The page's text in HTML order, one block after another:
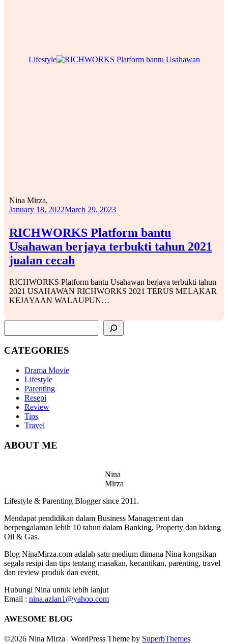
Lifestyle
RICHWORKS Platform bantu
Usahawan berjaya terbukti tahun 2021
jualan cecah
Nina Mirza,
January 18, 2022March 29, 2023
RICHWORKS Platform bantu Usahawan berjaya terbukti tahun
2021 USAHAWAN RICHWORKS 2021 TERUS MELAKAR
KEJAYAAN WALAUPUN…
CATEGORIES
Drama Movie
Lifestyle
Parenting
Resepi
Review
Tips
Travel
ABOUT ME
Nina
Mirza
Lifestyle & Parenting Blogger since 2011.
Mendapat pendidikan dalam Business Management dan
berpengalaman lebih 10 tahun dalam Banking, Property dan bidang
Oil & Gas.
Blog NinaMirza.com adalah satu medium dimana Nina kongsikan
segala resipi dan tips tentang masakan, kecantikan, parenting, travel
dan review produk dan event.
Hubungi Nina untuk lebih lanjut
Email : nina.azlan1@yahoo.com
AWESOME BLOG
©2026 Nina Mirza | WordPress Theme by SuperbThemes